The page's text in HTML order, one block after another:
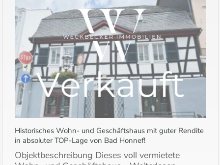
Historisches Wohn- und Geschäftshaus mit guter Rendite
in absoluter TOP-Lage von Bad Honnef!
Objektbeschreibung Dieses voll vermietete